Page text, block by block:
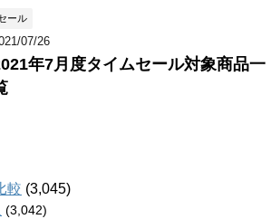
ール
07/26
年7月度タイムセール対象商品一
較 (3,045)
(3,042)